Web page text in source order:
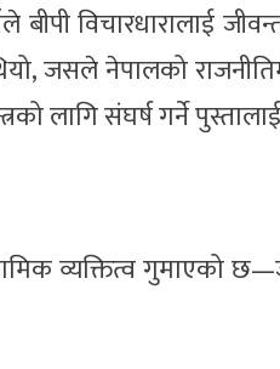
बीपी विचारधारालाई
जसले नेपालको
लागि संघर्ष गर्ने
व्यक्तित्व गुमाएको